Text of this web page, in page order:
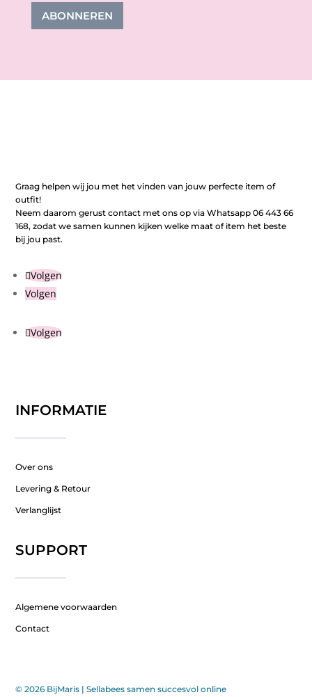
ABONNEREN
Graag helpen wij jou met het vinden van jouw perfecte item of
outfit!
Neem daarom gerust contact met ons op via Whatsapp 06 443 66
168, zodat we samen kunnen kijken welke maat of item het beste
bij jou past.
Volgen
Volgen
Volgen
INFORMATIE
Over ons
Levering & Retour
Verlanglijst
SUPPORT
Algemene voorwaarden
Contact
© 2026 BijMaris |Sellabees samen succesvol online